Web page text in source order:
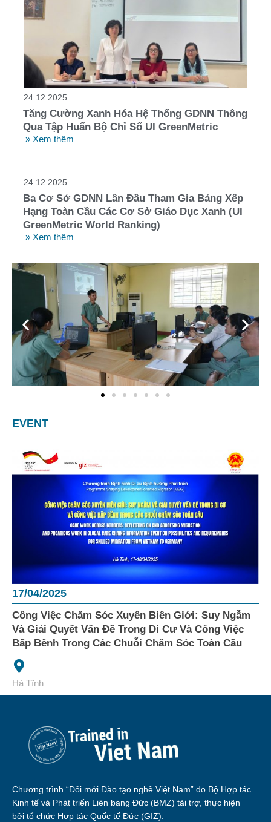
24.12.2025
Tăng Cường Xanh Hóa Hệ Thống GDNN Thông
Qua Tập Huấn Bộ Chỉ Số UI GreenMetric
» Xem thêm
24.12.2025
Ba Cơ Sở GDNN Lần Đầu Tham Gia Bảng Xếp
Hạng Toàn Cầu Các Cơ Sở Giáo Dục Xanh (UI
GreenMetric World Ranking)
» Xem thêm
EVENT
17/04/2025
Công Việc Chăm Sóc Xuyên Biên Giới: Suy Ngẫm
Và Giải Quyết Vấn Đề Trong Di Cư Và Công Việc
Bấp Bênh Trong Các Chuỗi Chăm Sóc Toàn Cầu
Hà Tĩnh
Chương trình “Đổi mới Đào tạo nghề Việt Nam” do Bộ Hợp tác
Kinh tế và Phát triển Liên bang Đức (BMZ) tài trợ, thực hiện
bởi tổ chức Hợp tác Quốc tế Đức (GIZ).